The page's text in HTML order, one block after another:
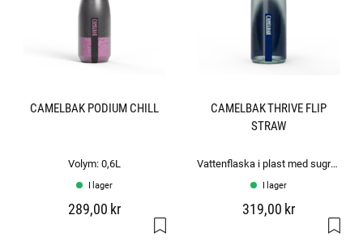
CAMELBAK PODIUM CHILL
Volym: 0,6L
I lager
289,00 kr
CAMELBAK THRIVE FLIP
STRAW
Vattenflaska i plast med sugrör: 0,75L
I lager
319,00 kr